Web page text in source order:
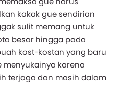
kakak gue sendirian
sulit memang untuk
besar hingga pada
kost-kostan yang baru
menyukainya karena
terjaga dan masih dalam